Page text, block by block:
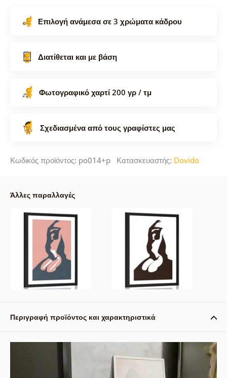
Επιλογή ανάμεσα σε 3 χρώματα κάδρου
Διατίθεται και με βάση
Φωτογραφικό χαρτί 200 γρ / τμ
Σχεδιασμένα από τους γραφίστες μας
Κωδικός προϊόντος: po014+p Κατασκευαστής: Dovido
Άλλες παραλλαγές
Περιγραφή προϊόντος και χαρακτηριστικά